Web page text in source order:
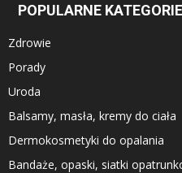
POPULARNE KATEGORIE
Zdrowie
Porady
Uroda
Balsamy, masła, kremy do ciała
Dermokosmetyki do opalania
Bandaże, opaski, siatki